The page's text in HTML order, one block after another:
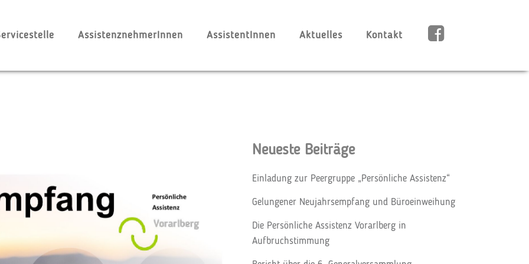
AssistenznehmerInnen AssistentInnen Aktuelles Kontakt
Neueste Beiträge
Einladung zur Peergruppe „Persönliche Assistenz“
Gelungener Neujahrsempfang und Büroeinweihung
Die Persönliche Assistenz Vorarlberg in
Aufbruchstimmung